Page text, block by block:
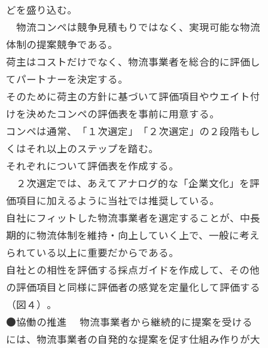
どを盛り込む。
物流コンペは競争見積もりではなく、実現可能な物流
体制の提案競争である。
荷主はコストだけでなく、物流事業者を総合的に評価し
てパートナーを決定する。
そのために荷主の方針に基づいて評価項目やウエイト付
けを決めたコンペの評価表を事前に用意する。
コンペは通常、「１次選定」「２次選定」の２段階もし
くはそれ以上のステップを踏む。
それぞれについて評価表を作成する。
２次選定では、あえてアナログ的な「企業文化」を評
価項目に加えるように当社では推奨している。
自社にフィットした物流事業者を選定することが、中長
期的に物流体制を維持・向上していく上で、一般に考え
られている以上に重要だからである。
自社との相性を評価する採点ガイドを作成して、その他
の評価項目と同様に評価者の感覚を定量化して評価する
（図４）。
●協働の推進 物流事業者から継続的に提案を受ける
には、物流事業者の自発的な提案を促す仕組み作りが大